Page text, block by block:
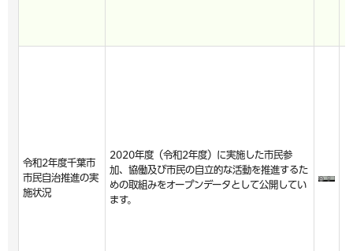
令和2年度千葉市
市民自治推進の実
施状況
2020年度（令和2年度）に実施した市民参
加、協働及び市民の自立的な活動を推進するた
めの取組みをオープンデータとして公開してい
ます。